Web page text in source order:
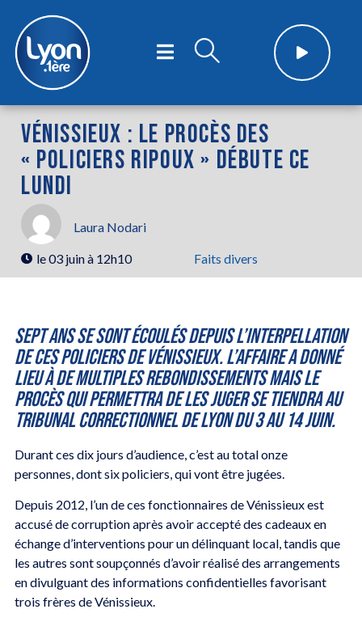
VÉNISSIEUX : LE PROCÈS DES
« POLICIERS RIPOUX » DÉBUTE CE
LUNDI
Laura Nodari
le03 juin à 12h10 Faits divers
Sept ans se sont écoulés depuis l’interpellation
de ces policiers de Vénissieux. L’affaire a donné
lieu à de multiples rebondissements mais le
procès qui permettra de les juger se tiendra au
tribunal correctionnel de Lyon du 3 au 14 juin.
Durant ces dix jours d’audience, c’est au total onze
personnes, dont six policiers, qui vont être jugées.
Depuis 2012, l’un de ces fonctionnaires de Vénissieux est
accusé de corruption après avoir accepté des cadeaux en
échange d’interventions pour un délinquant local, tandis que
les autres sont soupçonnés d’avoir réalisé des arrangements
en divulguant des informations confidentielles favorisant
trois frères de Vénissieux.